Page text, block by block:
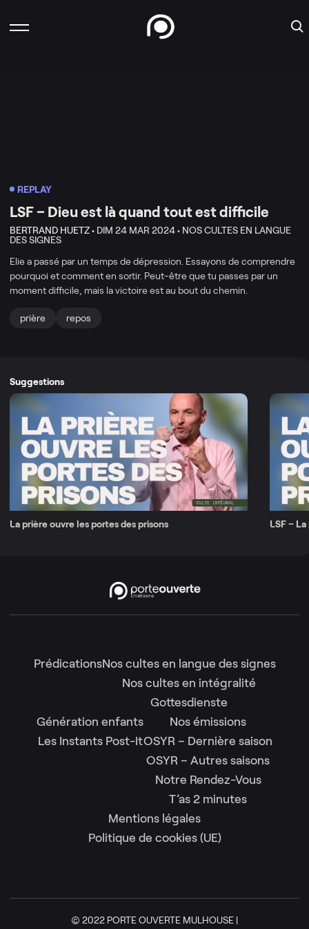
REPLAY
LSF – Dieu est là quand tout est difficile
BERTRAND HUETZ • DIM 24 MAR 2024 • NOS CULTES EN LANGUE
DES SIGNES
Elie a passé par un temps de dépression. Essayons de comprendre
pourquoi et comment en sortir. Peut-être que tu passes par un
moment difficile, mais la victoire est au bout du chemin.
prière repos
Suggestions
La prière ouvre les portes des prisons LSF –
PrédicationsNos cultes en langue des signes
Nos cultes en intégralité
Gottesdienste
Génération enfants
Les Instants Post-It
Nos émissions
OSYR – Dernière saison
OSYR – Autres saisons
Notre Rendez-Vous
T’as 2 minutes
Mentions légales
Politique de cookies (UE)
© 2022 PORTE OUVERTE MULHOUSE |